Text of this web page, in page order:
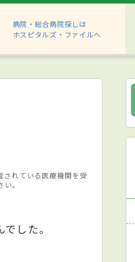
病院・総合病院探しは
ホスピタルズ・ファイルへ
れている医療機関を受
。
した。